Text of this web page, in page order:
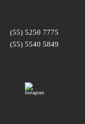
(55) 5250 7775
(55) 5540 5849